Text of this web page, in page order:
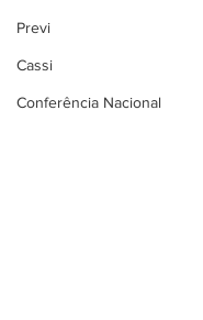
Previ
Cassi
Conferência Nacional